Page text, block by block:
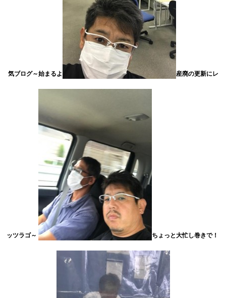
気ブログ～始まるよ 産廃の更新にレ
ッツラゴ～ ちょっと大忙し巻きで！